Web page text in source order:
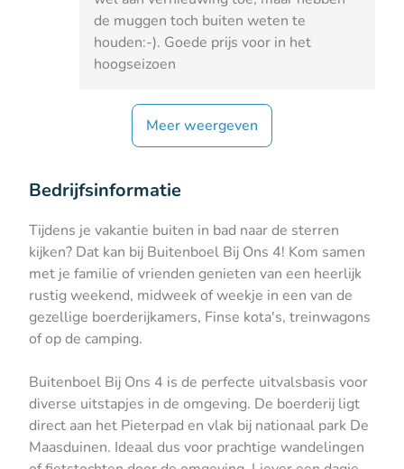
de muggen toch buiten weten te
houden:-). Goede prijs voor in het
hoogseizoen
Meer weergeven
Bedrijfsinformatie
Tijdens je vakantie buiten in bad naar de sterren
kijken? Dat kan bij Buitenboel Bij Ons 4! Kom samen
met je familie of vrienden genieten van een heerlijk
rustig weekend, midweek of weekje in een van de
gezellige boerderijkamers, Finse kota's, treinwagons
of op de camping.
Buitenboel Bij Ons 4 is de perfecte uitvalsbasis voor
diverse uitstapjes in de omgeving. De boerderij ligt
direct aan het Pieterpad en vlak bij nationaal park De
Maasduinen. Ideaal dus voor prachtige wandelingen